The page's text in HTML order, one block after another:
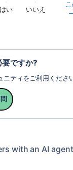
はい いいえ
要ですか?
ティをご利用ください
with an AI agent